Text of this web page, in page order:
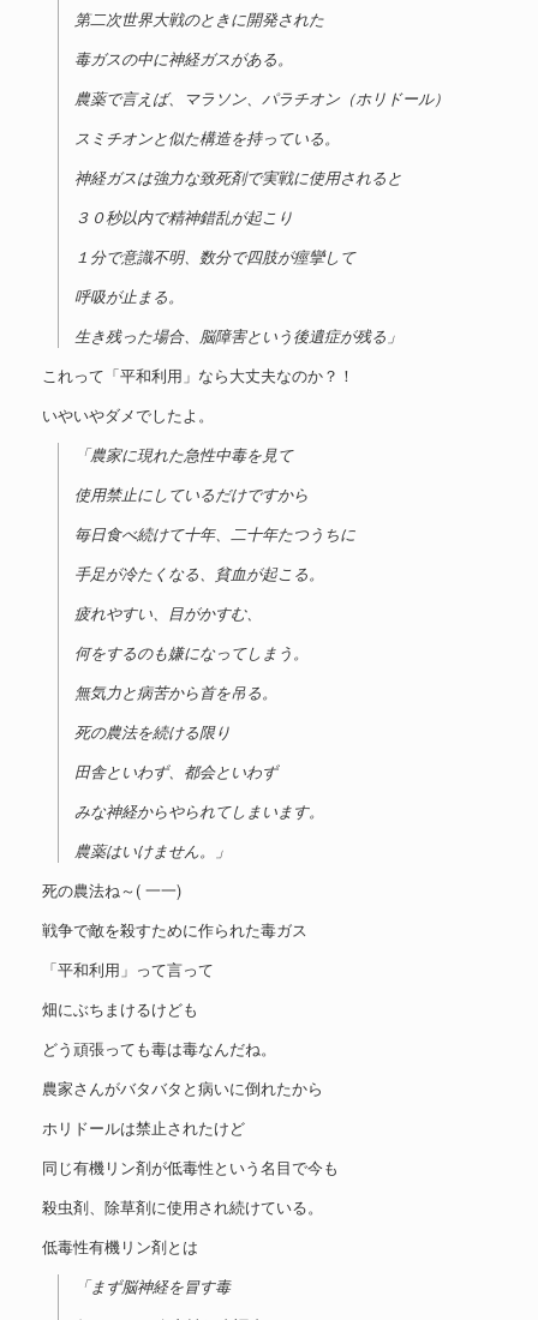
第二次世界大戦のときに開発された
毒ガスの中に神経ガスがある。
農薬で言えば、マラソン、パラチオン（ホリドール）
スミチオンと似た構造を持っている。
神経ガスは強力な致死剤で実戦に使用されると
３０秒以内で精神錯乱が起こり
１分で意識不明、数分で四肢が痙攣して
呼吸が止まる。
生き残った場合、脳障害という後遺症が残る」
これって「平和利用」なら大丈夫なのか？！
いやいやダメでしたよ。
「農家に現れた急性中毒を見て
使用禁止にしているだけですから
毎日食べ続けて十年、二十年たつうちに
手足が冷たくなる、貧血が起こる。
疲れやすい、目がかすむ、
何をするのも嫌になってしまう。
無気力と病苦から首を吊る。
死の農法を続ける限り
田舎といわず、都会といわず
みな神経からやられてしまいます。
農薬はいけません。」
死の農法ね～( 一一)
戦争で敵を殺すために作られた毒ガス
「平和利用」って言って
畑にぶちまけるけども
どう頑張っても毒は毒なんだね。
農家さんがバタバタと病いに倒れたから
ホリドールは禁止されたけど
同じ有機リン剤が低毒性という名目で今も
殺虫剤、除草剤に使用され続けている。
低毒性有機リン剤とは
「まず脳神経を冒す毒